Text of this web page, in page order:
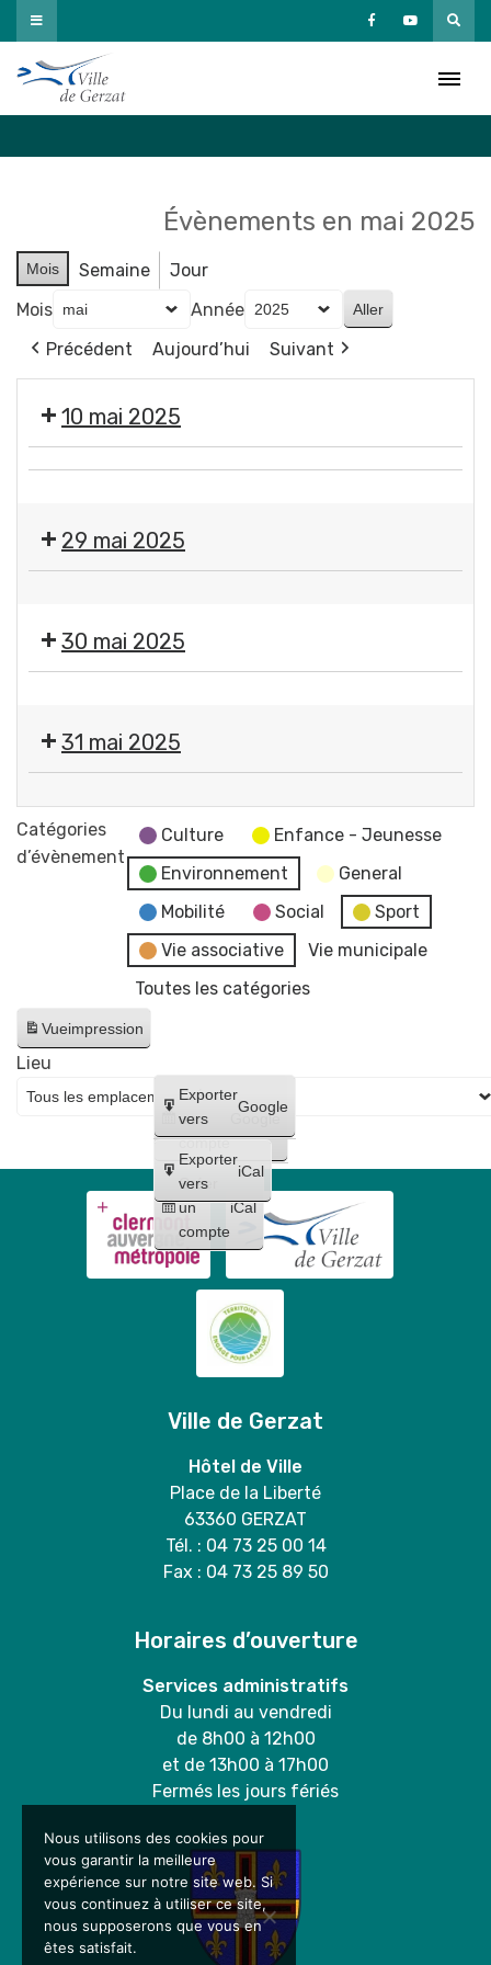
Passer
au
contenu
Évènements en mai 2025
Mois Semaine
Jour
Mois
Année
Précédent
Aujourd’hui Suivant
10 mai 2025
🧥
👙
👞
80e
anniversaire
Populaire
aux
plants
-
29 mai 2025
Musicales
de
par
l'ANDL
30 mai 2025
Musicales
de
GERZAT
par
l'ANDL
31 mai 2025
Les
Musicales
Catégories
d’évènement
Culture
Enfance - Jeunesse
Environnement
General
Mobilité
Social
Sport
Vie associative
Vie municipale
Toutes les catégories
Vueimpression
Créer
un
compte
Google
Créer
un
compte
iCal
Exporter
vers
Google
Exporter
vers
iCal
Lieu
Ville de Gerzat
Hôtel de Ville
Place de la Liberté
63360 GERZAT
Tél. : 04 73 25 00 14
Fax : 04 73 25 89 50
Horaires d’ouverture
Services administratifs
Du lundi au vendredi
de 8h00 à 12h00
et de 13h00 à 17h00
Fermés les jours fériés
Nous utilisons des cookies pour
vous garantir la meilleure
expérience sur notre site web. Si
vous continuez à utiliser ce site,
nous supposerons que vous en
êtes satisfait.